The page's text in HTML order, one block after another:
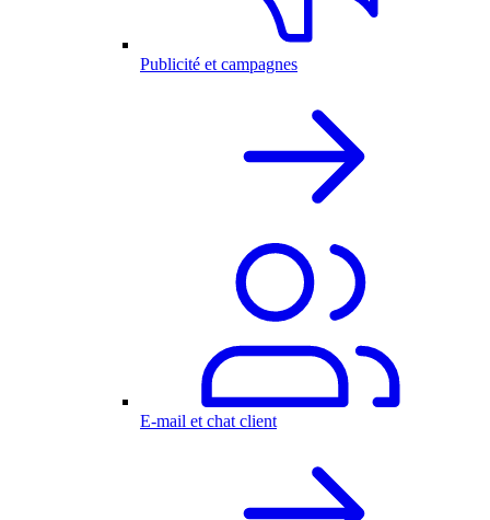
Publicité et campagnes
E-mail et chat client